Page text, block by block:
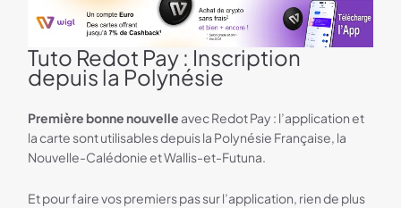
wigl bannière
Tuto Redot Pay : Inscription
depuis la Polynésie
Première bonne nouvelle avec Redot Pay : l’application et
la carte sont utilisables depuis la Polynésie Française, la
Nouvelle-Calédonie et Wallis-et-Futuna.
Et pour faire vos premiers pas sur l’application, rien de plus